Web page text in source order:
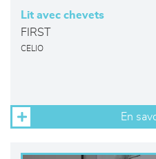
Lit avec chevets
FIRST
CELIO
En